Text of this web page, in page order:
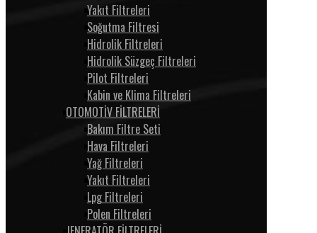
Yakıt Filtreleri
Soğutma Filtresi
Hidrolik Filtreleri
Hidrolik Süzgeç Filtreleri
Pilot Filtreleri
Kabin ve Klima Filtreleri
OTOMOTİV FİLTRELERİ
Bakım Filtre Seti
Hava Filtreleri
Yağ Filtreleri
Yakıt Filtreleri
Lpg Filtreleri
Polen Filtreleri